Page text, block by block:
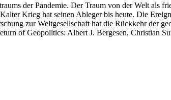
der Pandemie. Der Traum von der Welt als
Krieg hat seinen Ableger bis heute. Die
zur Weltgesellschaft hat die Rückkehr der
of Geopolitics: Albert J. Bergesen, Christian